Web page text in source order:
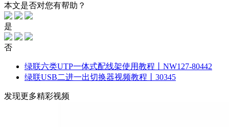
本文是否对您有帮助？
是
否
绿联六类UTP一体式配线架使用教程丨NW127-80442
绿联USB二进一出切换器视频教程丨30345
发现更多精彩视频